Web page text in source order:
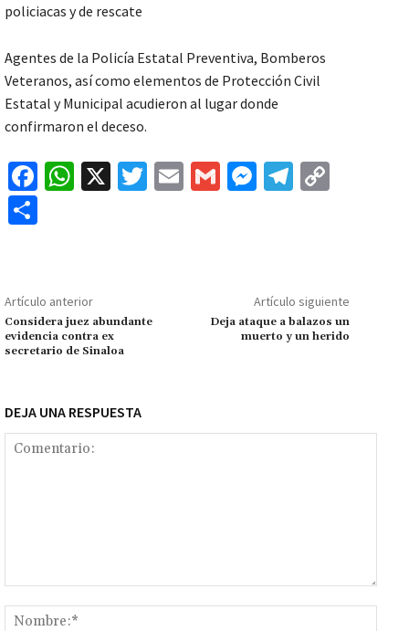
policiacas y de rescate
Agentes de la Policía Estatal Preventiva, Bomberos
Veteranos, así como elementos de Protección Civil
Estatal y Municipal acudieron al lugar donde
confirmaron el deceso.
Fa
o
k
W
p
p
X
T
E
G
M
ge
r
Te
m Li
n
k
p
ar
tir
Artículo anterior
Considera juez abundante
evidencia contra ex
secretario de Sinaloa
Artículo siguiente
Deja ataque a balazos un
muerto y un herido
DEJA UNA RESPUESTA